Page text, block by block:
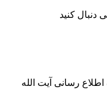
دنبال کنید
رسانی آیت الله